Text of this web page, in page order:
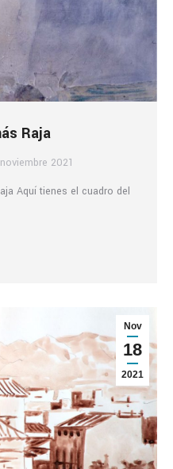
Raja
2021
Aquí tienes el cuadro del
Nov
18
2021